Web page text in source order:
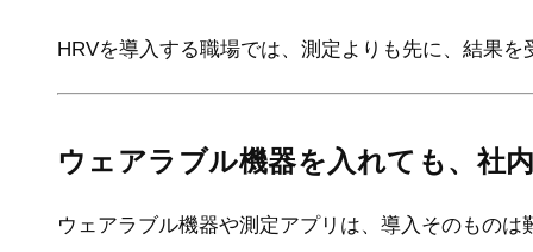
HRVを導入する職場では、測定よりも先に、結果
ウェアラブル機器を入れても、社
ウェアラブル機器や測定アプリは、導入そのものは